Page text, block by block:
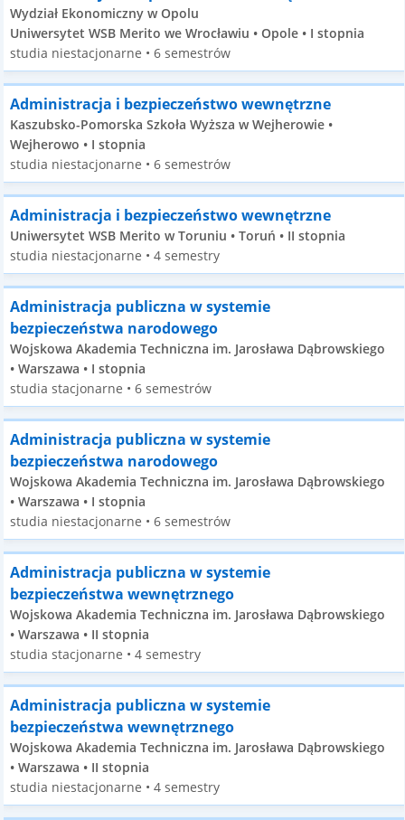
Wydział Ekonomiczny w Opolu
Uniwersytet WSB Merito we Wrocławiu • Opole • I stopnia
studia niestacjonarne • 6 semestrów
Administracja i bezpieczeństwo wewnętrzne
Kaszubsko-Pomorska Szkoła Wyższa w Wejherowie •
Wejherowo • I stopnia
studia niestacjonarne • 6 semestrów
Administracja i bezpieczeństwo wewnętrzne
Uniwersytet WSB Merito w Toruniu • Toruń • II stopnia
studia niestacjonarne • 4 semestry
Administracja publiczna w systemie
bezpieczeństwa narodowego
Wojskowa Akademia Techniczna im. Jarosława Dąbrowskiego
• Warszawa • I stopnia
studia stacjonarne • 6 semestrów
Administracja publiczna w systemie
bezpieczeństwa narodowego
Wojskowa Akademia Techniczna im. Jarosława Dąbrowskiego
• Warszawa • I stopnia
studia niestacjonarne • 6 semestrów
Administracja publiczna w systemie
bezpieczeństwa wewnętrznego
Wojskowa Akademia Techniczna im. Jarosława Dąbrowskiego
• Warszawa • II stopnia
studia stacjonarne • 4 semestry
Administracja publiczna w systemie
bezpieczeństwa wewnętrznego
Wojskowa Akademia Techniczna im. Jarosława Dąbrowskiego
• Warszawa • II stopnia
studia niestacjonarne • 4 semestry